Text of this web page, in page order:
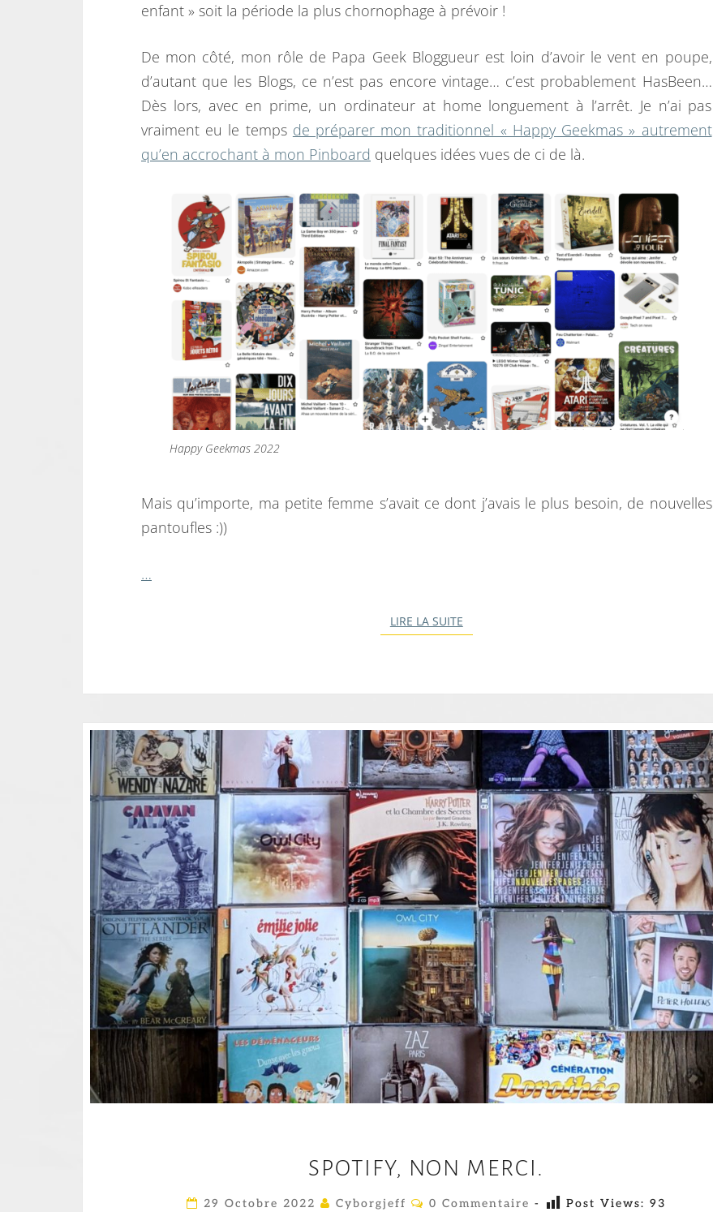
N
P
M
?
enfant » soit la période la plus chornophage à prévoir !
De mon côté, mon rôle de Papa Geek Bloggueur est loin d’avoir le vent en poupe,
d’autant que les Blogs, ce n’est pas encore vintage… c’est probablement HasBeen…
Dès lors, avec en prime, un ordinateur at home longuement à l’arrêt. Je n’ai pas
vraiment eu le temps de préparer mon traditionnel « Happy Geekmas » autrement
qu’en accrochant à mon Pinboard quelques idées vues de ci de là.
Happy Geekmas 2022
Mais qu’importe, ma petite femme s’avait ce dont j’avais le plus besoin, de nouvelles
pantoufles :))
…
LIRE LA SUITE
P
O
SPOTIFY, NON MERCI.
29 Octobre 2022 Cyborgjeff
C
0 Commentaire - Post Views: 93